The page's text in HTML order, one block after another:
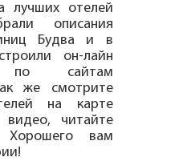
лучших отелей
описания
Будва и в
он-лайн
сайтам
же смотрите
на карте
читайте
Хорошего вам